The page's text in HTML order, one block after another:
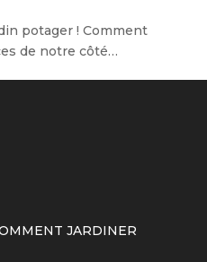
potager ! Comment
de notre côté…
JARDINER